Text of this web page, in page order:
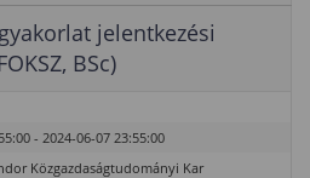
jelentkezési
BSc)
- 2024-06-07 23:55:00
Közgazdaságtudományi Kar